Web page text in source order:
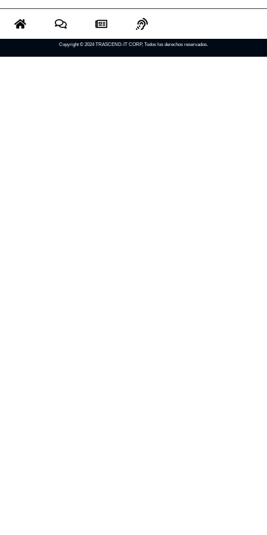
Copyright © 2024 TRASCEND-IT CORP, Todos los derechos reservados.